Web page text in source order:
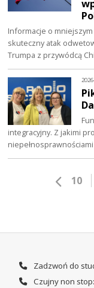
Informacje o
skuteczny atak
Trumpa z przywódcą
integracyjny. Z jakimi
10
Zadzwoń do
Czujny non